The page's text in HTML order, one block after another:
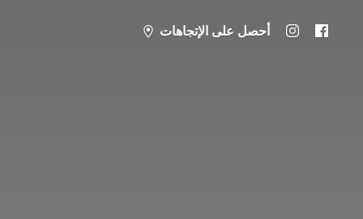
أحصل على الإتجاهات